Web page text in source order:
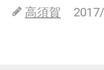
高須賀